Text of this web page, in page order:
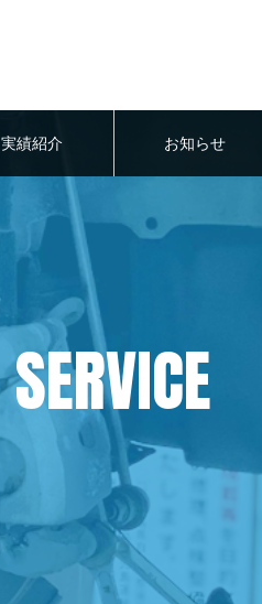
実績紹介 お知らせ
SERVICE